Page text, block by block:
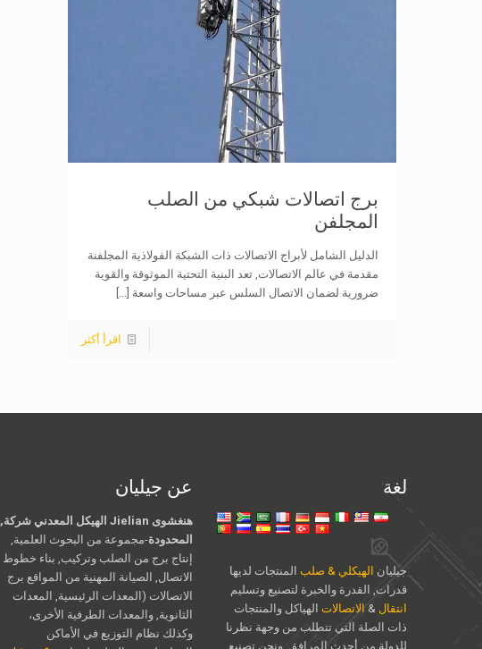
برج اتصالات شبكي من الصلب
المجلفن
الدليل الشامل لأبراج الاتصالات ذات الشبكة الفولاذية المجلفنة
مقدمة في عالم الاتصالات, تعد البنية التحتية الموثوقة والقوية
ضرورية لضمان الاتصال السلس عبر مساحات واسعة [...]
اقرأ أكثر
لغة
جيليان الهيكلي & صلب المنتجات لديها
قدرات, القدرة والخبرة لتصنيع وتسليم
انتقال & الاتصالات الهياكل والمنتجات
ذات الصلة التي تتطلب من وجهة نظرنا
للدولة من أحدث المرافق. ونحن تصنيع
عن جيليان
هنغشوى Jielian الهيكل المعدني شركة,
المحدودة-مجموعة من البحوث العلمية,
إنتاج برج من الصلب وتركيب, بناء خطوط
الاتصال, الصيانة المهنية من المواقع برج
الاتصالات (المعدات الرئيسية, المعدات
الثانوية, والمعدات الطرفية الأخرى،
وكذلك نظام التوزيع في الأماكن